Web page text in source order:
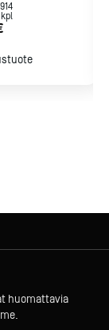
kpl
huomattavia